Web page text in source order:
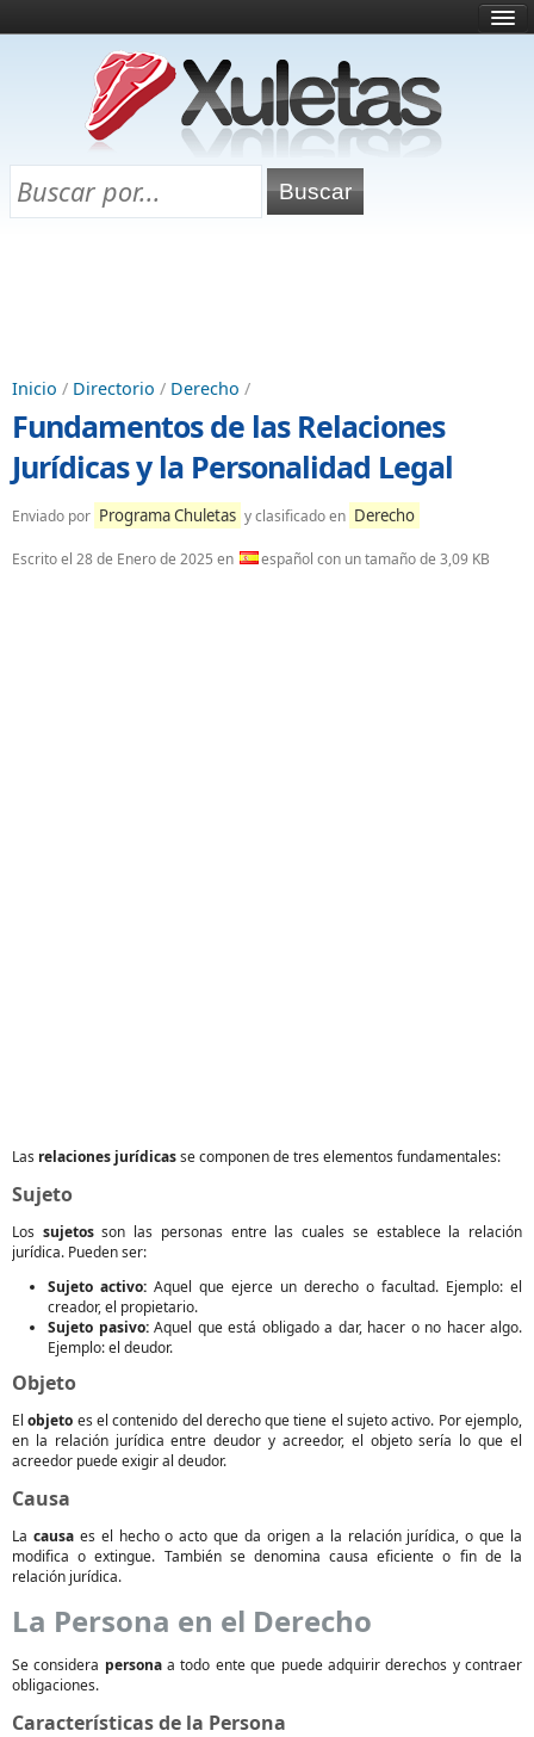
¿Qué es esto?
Directorio
Chuletas para exámenes
Inicio / Directorio / Derecho /
Fundamentos de las Relaciones
Jurídicas y la Personalidad Legal
Enviado por Programa Chuletas y clasificado en Derecho
Escrito el 28 de Enero de 2025 en español con un tamaño de 3,09 KB
Las relaciones jurídicasse componen de tres elementos fundamentales:
Sujeto
Los sujetosson las personas entre las cuales se establece la relación
jurídica. Pueden ser:
Sujeto activo: Aquel que ejerce un derecho o facultad. Ejemplo: el
creador, el propietario.
Sujeto pasivo:Aquel que está obligado a dar, hacer o no hacer algo.
Ejemplo: el deudor.
Objeto
Elobjeto es el contenido del derecho que tiene el sujeto activo. Por ejemplo,
en la relación jurídica entre deudor y acreedor, el objeto sería lo que el
acreedor puede exigir al deudor.
Causa
La causaes el hecho o acto que da origen a la relación jurídica, o que la
modifica o extingue. También se denomina causa eficiente o fin de la
relación jurídica.
La Persona en el Derecho
Se considera personaa todo ente que puede adquirir derechos y contraer
obligaciones.
Características de la Persona